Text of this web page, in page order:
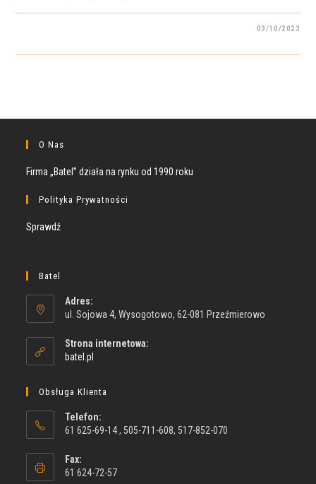
03/10/2023
O Nas
Firma „Batel” działa na rynku od 1990 roku
Polityka Prywatności
Sprawdź
Batel
Adres:
ul. Sojowa 4, Wysogotowo, 62-081 Przeźmierowo
Strona internetowa:
batel.pl
Obsługa Klienta
Telefon:
61 625-69-14 , 505-711-608, 517-852-070
Fax:
61 624-72-57